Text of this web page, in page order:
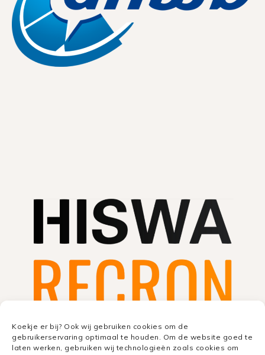
Koekje er bij? Ook wij gebruiken cookies om de
gebruikerservaring optimaal te houden. Om de website goed te
laten werken, gebruiken wij technologieën zoals cookies om